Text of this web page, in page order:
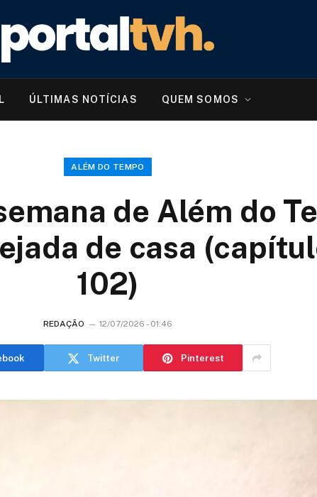
ÚLTIMAS NOTÍCIAS QUEM SOMOS
ALÉM DO TEMPO
de Além do
de casa
102)
REDAÇÃO 12/07/2026 - 01:46
Twitter Pinterest